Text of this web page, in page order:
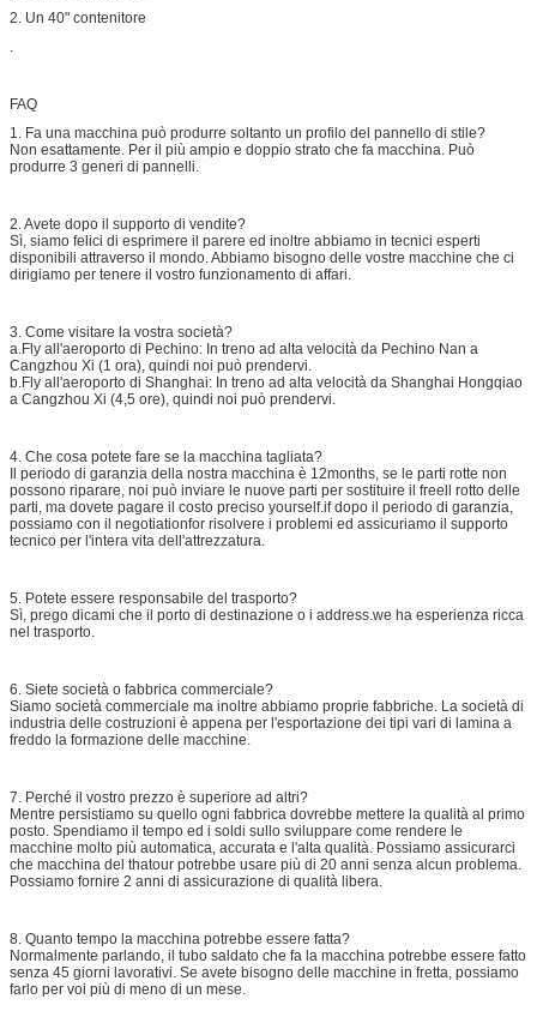
2. Un 40" contenitore
.
FAQ
1. Fa una macchina può produrre soltanto un profilo del pannello di stile?
Non esattamente. Per il più ampio e doppio strato che fa macchina. Può
produrre 3 generi di pannelli.
2. Avete dopo il supporto di vendite?
Sì, siamo felici di esprimere il parere ed inoltre abbiamo in tecnici esperti
disponibili attraverso il mondo. Abbiamo bisogno delle vostre macchine che ci
dirigiamo per tenere il vostro funzionamento di affari.
3. Come visitare la vostra società?
a.Fly all'aeroporto di Pechino: In treno ad alta velocità da Pechino Nan a
Cangzhou Xi (1 ora), quindi noi può prendervi.
b.Fly all'aeroporto di Shanghai: In treno ad alta velocità da Shanghai Hongqiao
a Cangzhou Xi (4,5 ore), quindi noi può prendervi.
4. Che cosa potete fare se la macchina tagliata?
Il periodo di garanzia della nostra macchina è 12months, se le parti rotte non
possono riparare, noi può inviare le nuove parti per sostituire il freell rotto delle
parti, ma dovete pagare il costo preciso yourself.if dopo il periodo di garanzia,
possiamo con il negotiationfor risolvere i problemi ed assicuriamo il supporto
tecnico per l'intera vita dell'attrezzatura.
5. Potete essere responsabile del trasporto?
Sì, prego dicami che il porto di destinazione o i address.we ha esperienza ricca
nel trasporto.
6. Siete società o fabbrica commerciale?
Siamo società commerciale ma inoltre abbiamo proprie fabbriche. La società di
industria delle costruzioni è appena per l'esportazione dei tipi vari di lamina a
freddo la formazione delle macchine.
7. Perché il vostro prezzo è superiore ad altri?
Mentre persistiamo su quello ogni fabbrica dovrebbe mettere la qualità al primo
posto. Spendiamo il tempo ed i soldi sullo sviluppare come rendere le
macchine molto più automatica, accurata e l'alta qualità. Possiamo assicurarci
che macchina del thatour potrebbe usare più di 20 anni senza alcun problema.
Possiamo fornire 2 anni di assicurazione di qualità libera.
8. Quanto tempo la macchina potrebbe essere fatta?
Normalmente parlando, il tubo saldato che fa la macchina potrebbe essere fatto
senza 45 giorni lavorativi. Se avete bisogno delle macchine in fretta, possiamo
farlo per voi più di meno di un mese.